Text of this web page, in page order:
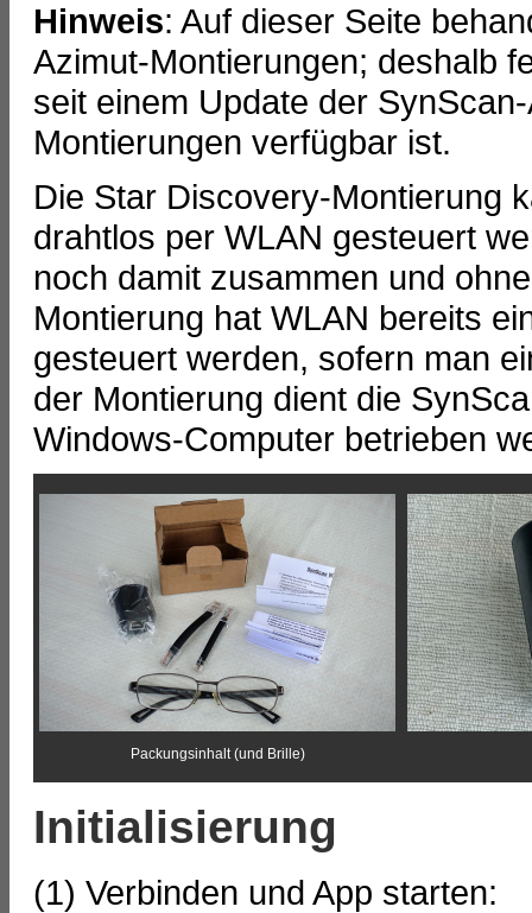
Hinweis: Auf dieser Seite
Azimut-Montierungen; deshalb
seit einem Update der
Montierungen verfügbar ist.
Die Star Discovery-Montierung
drahtlos per WLAN gesteuert
noch damit zusammen und
Montierung hat WLAN bereits
gesteuert werden, sofern man
der Montierung dient die
Windows-Computer betrieben
Packungsinhalt (und Brille)
Initialisierung
(1) Verbinden und App starten: